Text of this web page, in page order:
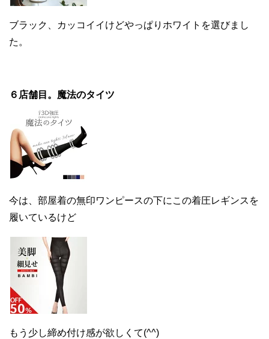
ブラック、カッコイイけどやっぱりホワイトを選びまし
た。
６店舗目。魔法のタイツ
今は、部屋着の無印ワンピースの下にこの着圧レギンスを
履いているけど
もう少し締め付け感が欲しくて(^^)